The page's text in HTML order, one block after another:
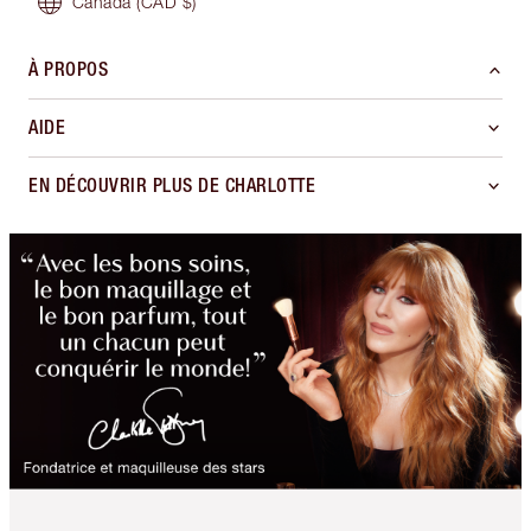
À PROPOS
AIDE
EN DÉCOUVRIR PLUS DE CHARLOTTE